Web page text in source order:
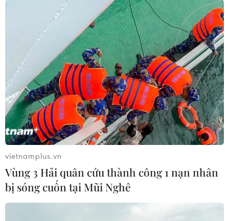
kiến thức, để giành bắt học sinh phải học thêm để có thêm thu
nhập, trước đây kêu lương thấp, bây giờ nhà nước ưu tiên, ưu đãi
tiền lương cho giáo viên cũng kêu... , cấm dạy thêm là đúng, học
sinh muốn học thêm thì tự học ở nhà, học bạn...
Thích Trả lời
TIN LIÊN QUAN
vietnamplus.vn
Vùng 3 Hải quân cứu thành công 1 nạn nhân
bị sóng cuốn tại Mũi Nghê